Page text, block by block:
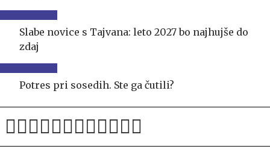
Slabe novice s Tajvana: leto 2027 bo najhujše do
zdaj
Potres pri sosedih. Ste ga čutili?